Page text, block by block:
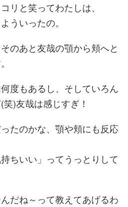
リと笑ってわたしは、
ういったの。
のあと友哉の顎から頬へと
度もあるし、そしていろん
)友哉は感じすぎ！
たのかな、顎や頬にも反応
ちいい」ってうっとりして
だね～って教えてあげるわ